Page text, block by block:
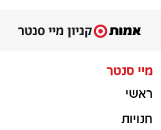
מיי סנטר
ראשי
חנויות